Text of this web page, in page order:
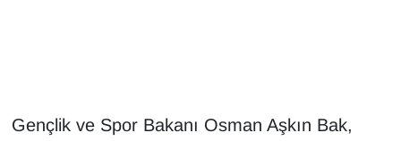
Gençlik ve Spor Bakanı Osman Aşkın Bak,
Kadın